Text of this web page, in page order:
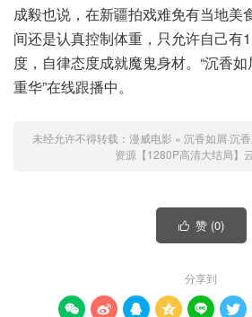
成毅也说，在新疆拍戏难免有当地美
间还是认真控制体重，只允许自己有
度，自律态度成就魔鬼身材。“沉香如
重华”在线跟播中。
未经允许不得转载： 漫威电影 » 沉香如屑·沉
资源【1280P高清大结局】
 赞 (0)
分享到
     